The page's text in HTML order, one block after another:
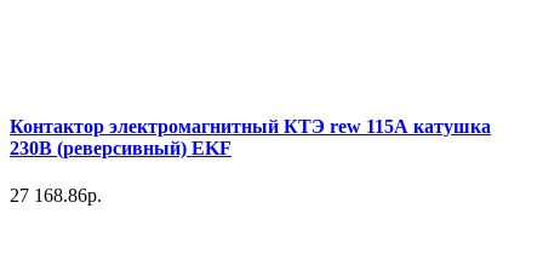
Контактор электромагнитный КТЭ rew 115А катушка
230В (реверсивный) EKF
27 168.86р.